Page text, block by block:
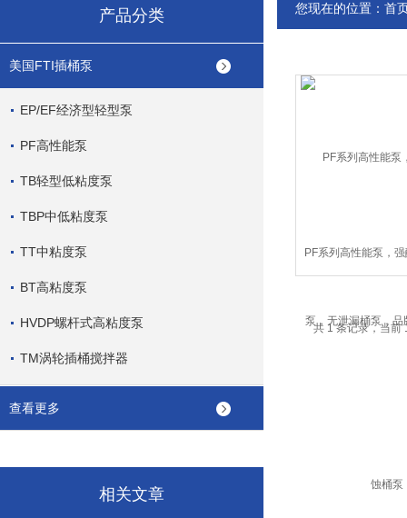
产品分类
美国FTI插桶泵
EP/EF经济型轻型泵
PF高性能泵
TB轻型低粘度泵
TBP中低粘度泵
TT中粘度泵
BT高粘度泵
HVDP螺杆式高粘度泵
TM涡轮插桶搅拌器
查看更多
相关文章
您现在的位置： 首
PF系列高性能泵，
无泄漏桶泵，品牌桶
共 1 条记录，当